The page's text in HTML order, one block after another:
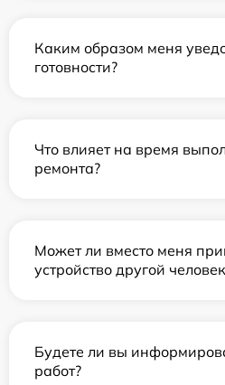
Каким образом меня
готовности?
Что влияет на время
ремонта?
Может ли вместо меня
устройство другой
Будете ли вы
работ?